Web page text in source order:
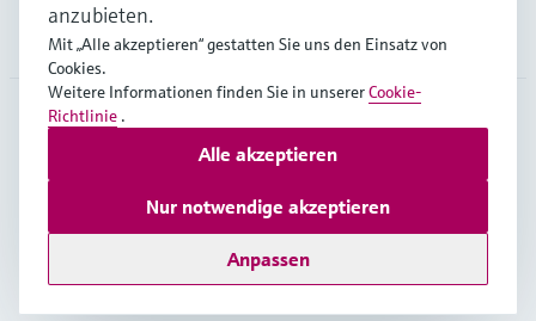
Unternehmen
Copyright © Endress+Hauser Group Services AG
NutzungsbedingungenDatenschutz
anzubieten.
Mit „Alle akzeptieren“ gestatten Sie uns den Einsatz von
Cookies.
Weitere Informationen finden Sie in unsererCookie-
Richtlinie .
Anpassen
Nur notwendige akzeptieren
Alle akzeptieren